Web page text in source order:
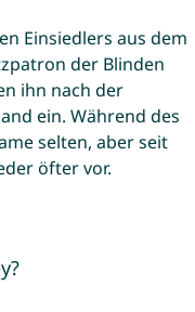
Einsiedlers aus dem
der Blinden
ihn nach der
ein. Während des
selten, aber seit
öfter vor.